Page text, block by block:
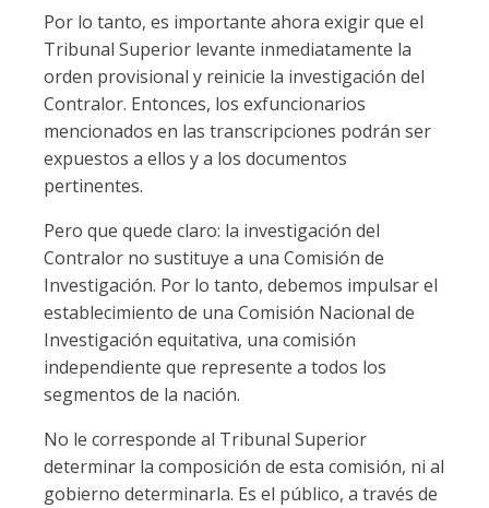
Por lo tanto, es importante ahora exigir que el
Tribunal Superior levante inmediatamente la
orden provisional y reinicie la investigación del
Contralor. Entonces, los exfuncionarios
mencionados en las transcripciones podrán ser
expuestos a ellos y a los documentos
pertinentes.
Pero que quede claro: la investigación del
Contralor no sustituye a una Comisión de
Investigación. Por lo tanto, debemos impulsar el
establecimiento de una Comisión Nacional de
Investigación equitativa, una comisión
independiente que represente a todos los
segmentos de la nación.
No le corresponde al Tribunal Superior
determinar la composición de esta comisión, ni al
gobierno determinarla. Es el público, a través de